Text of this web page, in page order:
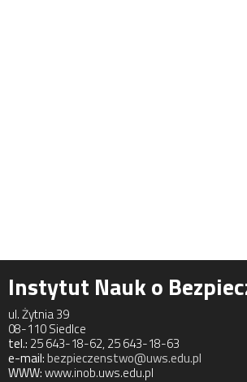
Instytut Nauk o
ul. Żytnia 39
08-110 Siedlce
tel.: 25 643-18-62, 25 643-18-63
e-mail:bezpieczenstwo@uws.edu.pl
WWW:www.inob.uws.edu.pl